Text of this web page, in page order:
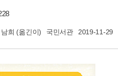
희 (옮긴이) 국민서관 2019-11-29